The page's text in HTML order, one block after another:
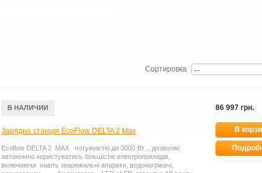
Сортировка
В НАЛИЧИИ
Зарядна станція EcoFlow DELTA 2 Max
Ecoflow DELTA 2 MAX потужністю до 3000 Вт ., дозволяє
автономно користуватись більшістю електроприладів,
включаючи навіть зварювальні апарати, водонагрівачі,
86 997 грн.
В